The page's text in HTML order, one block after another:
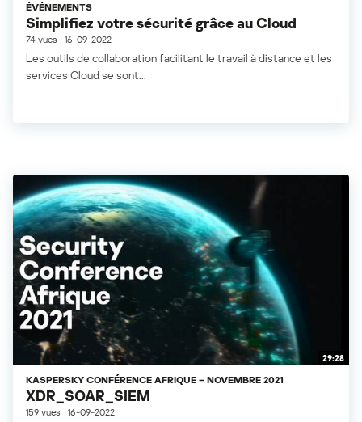
ÉVÉNEMENTS
Simplifiez votre sécurité grâce au Cloud
74 vues 16-09-2022
Les outils de collaboration facilitant le travail à distance et les
services Cloud se sont...
29:28
KASPERSKY CONFÉRENCE AFRIQUE – NOVEMBRE 2021
XDR_SOAR_SIEM
159 vues 16-09-2022